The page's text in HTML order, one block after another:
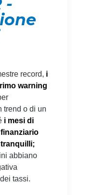
record, i
warning
trend o di un
i mesi di
abbiano
tassi.